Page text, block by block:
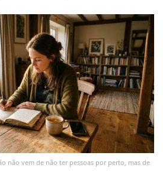
não vem de não ter pessoas por perto, mas de